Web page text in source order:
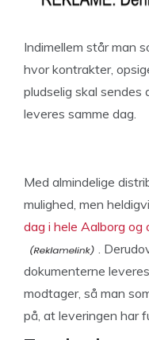
Indimellem står man
hvor kontrakter,
pludselig skal
leveres samme dag.
Med almindelige
mulighed, men
dag i hele Aalborg og
.
dokumenterne
modtager, så man
på, at leveringen har